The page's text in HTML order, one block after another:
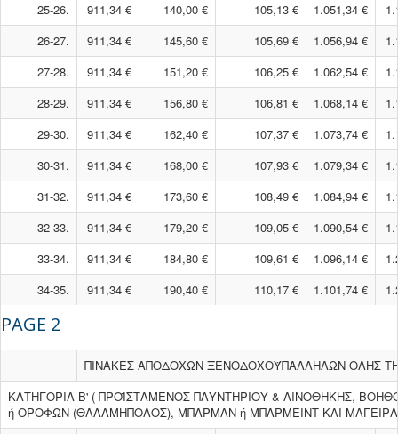
25-26.
911,34 € 140,00 € 105,13 € 1.051,34 €
26-27.
911,34 € 145,60 € 105,69 € 1.056,94 €
27-28.
911,34 € 151,20 € 106,25 € 1.062,54 €
28-29.
911,34 € 156,80 € 106,81 € 1.068,14 €
29-30.
911,34 € 162,40 € 107,37 € 1.073,74 €
30-31.
911,34 € 168,00 € 107,93 € 1.079,34 €
31-32.
911,34 € 173,60 € 108,49 € 1.084,94 €
32-33.
911,34 € 179,20 € 109,05 € 1.090,54 €
33-34.
911,34 € 184,80 € 109,61 € 1.096,14 €
34-35.
911,34 € 190,40 € 110,17 € 1.101,74 €
PAGE 2
ΠΙΝΑΚΕΣ ΑΠΟΔΟΧΩΝ ΞΕΝΟΔΟΧΟΫΠΑΛΛΗΛΩΝ ΟΛΗΣ
ΚΑΤΗΓΟΡΙΑ Β' ( ΠΡΟΪΣΤΑΜΕΝΟΣ ΠΛΥΝΤΗΡΙΟΥ & ΛΙΝΟΘΗΚΗΣ,
ή ΟΡΟΦΩΝ (ΘΑΛΑΜΗΠΟΛΟΣ), ΜΠΑΡΜΑΝ ή ΜΠΑΡΜΕΙΝΤ ΚΑΙ